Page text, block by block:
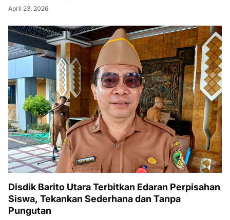
April 23, 2026
Disdik Barito Utara Terbitkan Edaran Perpisahan
Siswa, Tekankan Sederhana dan Tanpa
Pungutan